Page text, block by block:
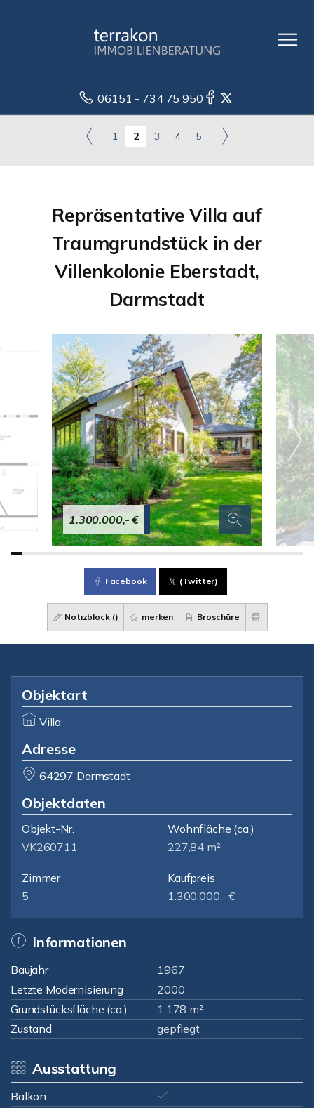
06151 - 734 75 950
1 2 3 4 5
Repräsentative Villa auf
Traumgrundstück in der
Villenkolonie Eberstadt,
Darmstadt
1.300.000,- €
Facebook (Twitter)
Notizblock () merken Broschüre
Objektart
Villa
Adresse
64297 Darmstadt
Objektdaten
Objekt-Nr.
VK260711
Wohnfläche (ca.)
227,84 m²
Zimmer
5
Kaufpreis
1.300.000,- €
Informationen
Baujahr
1967
Letzte Modernisierung
2000
Grundstücksfläche (ca.)
1.178 m²
Zustand
gepflegt
Ausstattung
Balkon